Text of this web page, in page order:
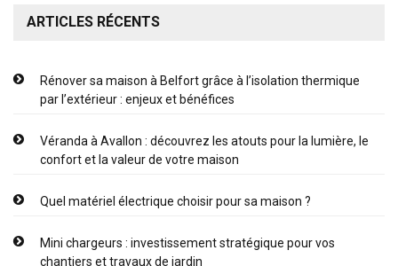
ARTICLES RÉCENTS
Rénover sa maison à Belfort grâce à l’isolation thermique
par l’extérieur : enjeux et bénéfices
Véranda à Avallon : découvrez les atouts pour la lumière, le
confort et la valeur de votre maison
Quel matériel électrique choisir pour sa maison ?
Mini chargeurs : investissement stratégique pour vos
chantiers et travaux de jardin